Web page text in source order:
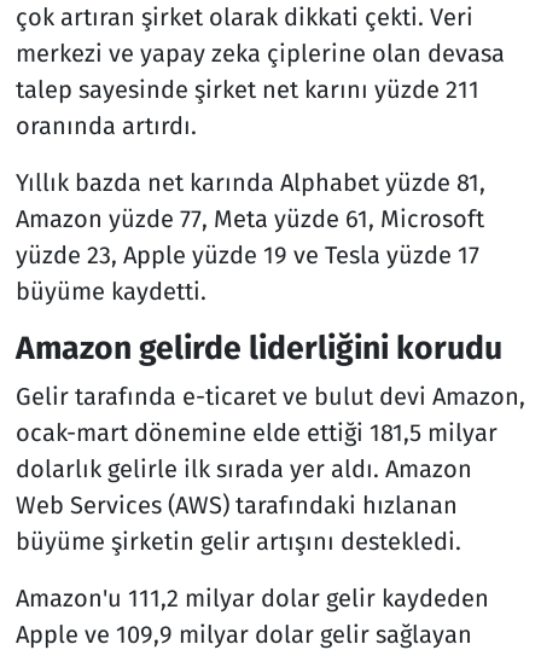
çok artıran şirket olarak dikkati çekti. Veri
merkezi ve yapay zeka çiplerine olan devasa
talep sayesinde şirket net karını yüzde 211
oranında artırdı.
Yıllık bazda net karında Alphabet yüzde 81,
Amazon yüzde 77, Meta yüzde 61, Microsoft
yüzde 23, Apple yüzde 19 ve Tesla yüzde 17
büyüme kaydetti.
Amazon gelirde liderliğini korudu
Gelir tarafında e-ticaret ve bulut devi Amazon,
ocak-mart dönemine elde ettiği 181,5 milyar
dolarlık gelirle ilk sırada yer aldı. Amazon
Web Services (AWS) tarafındaki hızlanan
büyüme şirketin gelir artışını destekledi.
Amazon'u 111,2 milyar dolar gelir kaydeden
Apple ve 109,9 milyar dolar gelir sağlayan